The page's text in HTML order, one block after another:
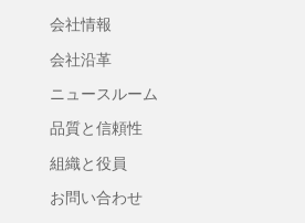
会社情報
会社沿革
ニュースルーム
品質と信頼性
組織と役員
お問い合わせ